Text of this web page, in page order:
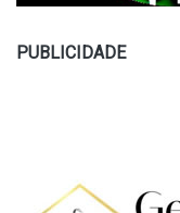
PUBLICIDADE